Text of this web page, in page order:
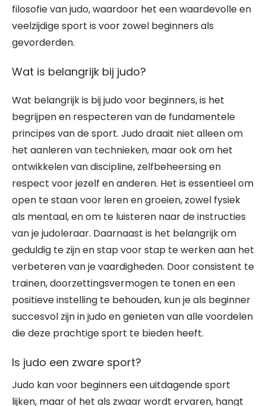
filosofie van judo, waardoor het een waardevolle en
veelzijdige sport is voor zowel beginners als
gevorderden.
Wat is belangrijk bij judo?
Wat belangrijk is bij judo voor beginners, is het
begrijpen en respecteren van de fundamentele
principes van de sport. Judo draait niet alleen om
het aanleren van technieken, maar ook om het
ontwikkelen van discipline, zelfbeheersing en
respect voor jezelf en anderen. Het is essentieel om
open te staan voor leren en groeien, zowel fysiek
als mentaal, en om te luisteren naar de instructies
van je judoleraar. Daarnaast is het belangrijk om
geduldig te zijn en stap voor stap te werken aan het
verbeteren van je vaardigheden. Door consistent te
trainen, doorzettingsvermogen te tonen en een
positieve instelling te behouden, kun je als beginner
succesvol zijn in judo en genieten van alle voordelen
die deze prachtige sport te bieden heeft.
Is judo een zware sport?
Judo kan voor beginners een uitdagende sport
lijken, maar of het als zwaar wordt ervaren, hangt